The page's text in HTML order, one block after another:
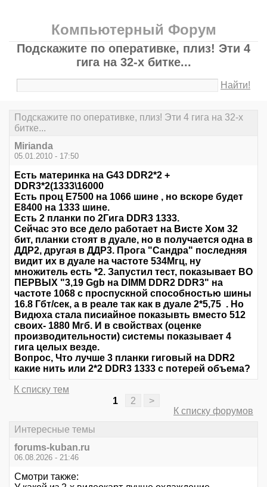
Компьютерный Форум
Подскажите по оперативке, плиз! Эти 4
гига на 32-х битке...
Найти!
Подскажите по оперативке, плиз! Эти 4 гига на 32-х
битке...
Mirianda
05.01.2010 - 17:50
Есть материнка на G43 DDR2*2 +
DDR3*2(1333\16000
Есть проц Е7500 на 1066 шине , но вскоре будет
Е8400 на 1333 шине.
Есть 2 планки по 2Гига DDR3 1333.
Сейчас это все дело работает на Висте Хом 32
бит, планки стоят в дуале, но в получается одна в
ДДР2, другая в ДДР3. Прога "Сандра" последняя
видит их в дуале на частоте 534Мгц, ну
множитель есть *2. Запустил тест, показывает ВО
ПЕРВЫХ "3,19 Ggb на DIMM DDR2 DDR3" на
частоте 1068 с проспускной способностью шины
16.8 Гбт/сек, а в реале так как в дуале 2*5,75 . Но
Видюха стала писиайное показывть вместо 512
своих- 1880 Мгб. И в свойствах (оценке
производительности) системы показывает 4
гига целых везде.
Вопрос, Что лучше 3 планки гиговый на DDR2
какие нить или 2*2 DDR3 1333 с потерей объема?
К списку тем
1
2
>
К списку форумов
Интересные темы
forums-kuban.ru
06.08.2026 - 21:46
Смотри также: